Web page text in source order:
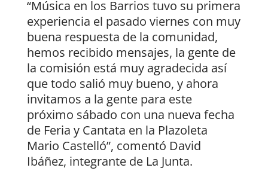
“Música en los Barrios tuvo su primera
experiencia el pasado viernes con muy
buena respuesta de la comunidad,
hemos recibido mensajes, la gente de
la comisión está muy agradecida así
que todo salió muy bueno, y ahora
invitamos a la gente para este
próximo sábado con una nueva fecha
de Feria y Cantata en la Plazoleta
Mario Castelló”, comentó David
Ibáñez, integrante de La Junta.